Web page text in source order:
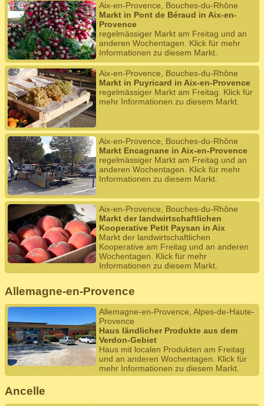
Aix-en-Provence, Bouches-du-Rhône
Markt in Pont de Béraud in Aix-en-
Provence
regelmässiger Markt am Freitag und an
anderen Wochentagen. Klick für mehr
Informationen zu diesem Markt.
Aix-en-Provence, Bouches-du-Rhône
Markt in Puyricard in Aix-en-Provence
regelmässiger Markt am Freitag. Klick für
mehr Informationen zu diesem Markt.
Aix-en-Provence, Bouches-du-Rhône
Markt Encagnane in Aix-en-Provence
regelmässiger Markt am Freitag und an
anderen Wochentagen. Klick für mehr
Informationen zu diesem Markt.
Aix-en-Provence, Bouches-du-Rhône
Markt der landwirtschaftlichen
Kooperative Petit Paysan in Aix
Markt der landwirtschaftlichen
Kooperative am Freitag und an anderen
Wochentagen. Klick für mehr
Informationen zu diesem Markt.
Allemagne-en-Provence
Allemagne-en-Provence, Alpes-de-Haute-
Provence
Haus ländlicher Produkte aus dem
Verdon-Gebiet
Haus mit localen Produkten am Freitag
und an anderen Wochentagen. Klick für
mehr Informationen zu diesem Markt.
Ancelle